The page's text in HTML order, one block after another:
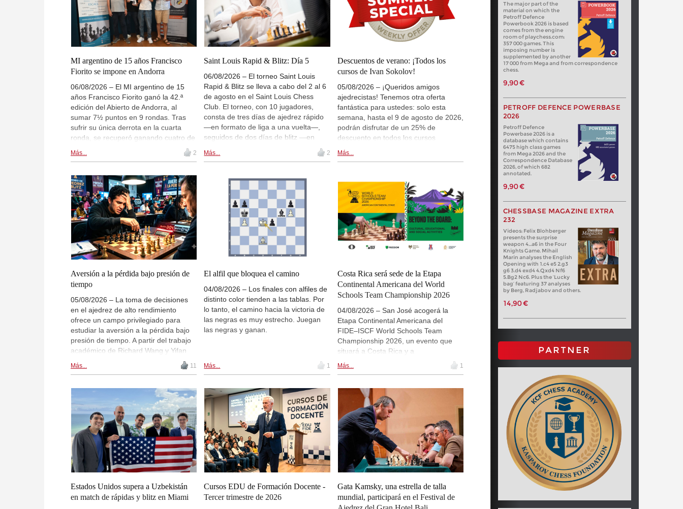
New Opening Trend
Navara - Wagh Suyog (B12)
New Opening Trend
Mamedyarov - Cieslak (D53)
Bluebaum - Chinguun (E45)
New Opening Trend
Tactics in a live game
Waldhausen Gordon - Banerjee
Tactics in a live game
Batsiashvili - Kiolbasa
10h
New Opening Trend
Tactics in a live game
Gomez Ledo - Martin Ramos
New Opening Trend
Yelken - Gumularz (B46)
11h
New Opening Trend
Ilamparthi A R - Karthikeyan (C58)
12h
New Opening Trend
12h
Round 2 now live
Round 5 now live
British Championship 2026
Round 8 now live
19th Arad Open A 2026
Round 8 now live
Round 8 now live
New Opening Trend
Mamedyarov - Cieslak (D53)
16th Nordhaeuser Open Meister 2026
Round 5 now live
Turkish Second League 2026
Round 8 now live
18h
Turkish First League 2026
Round 8 now live
18h
Turkish Chess Super League 2026
Round 7 now live
MI argentino de 15 años Francisco
Fiorito se impone en Andorra
06/08/2026 – El MI argentino de 15
años Francisco Fiorito ganó la 42.ª
edición del Abierto de Andorra, al
sumar 7½ puntos en 9 rondas. Tras
sufrir su única derrota en la cuarta
ronda, se recuperó ganando cuatro de
sus últimas cinco partidas, incluidas
victorias sobre los GM Egor Bogdanov
serie, el español Miguel Santos,
terminó segundo por desempate. La
WGM georgiana Lile Koridze, 79.ª
preclasificada, tuvo una actuación
sobresaliente: sumó 7/9 puntos y
consiguió una norma de MI. | En la
foto: Francesc Rechi, presidente de la
Federación Andorrana de Ajedrez;
Miguel Santos; Francisco Fiorito; y
Vladyslav Larkin. | Foto: Abierto de
Andorra
Más... 2
Saint Louis Rapid & Blitz: Día 5
06/08/2026 – El torneo Saint Louis
Rapid & Blitz se lleva a cabo del 2 al 6
de agosto en el Saint Louis Chess
Club. El torneo, con 10 jugadores,
consta de tres días de ajedrez rápido
—en formato de liga a una vuelta—,
seguidos de dos días de blitz —en
lista de participantes incluye, entre
Mundial Javokhir Sindarov, Fabiano
Caruana y Vincent Keymer. Sigue las
partidas en directo a partir de las
19:00 hora de Madrid (14:00 Buenos
Aires, 11:00 Ciudad de México). | Foto:
Lennart Ootes
Más... 2
Descuentos de verano: ¡Todos los
cursos de Ivan Sokolov!
05/08/2026 – ¡Queridos amigos
ajedrecistas! Tenemos otra oferta
fantástica para ustedes: solo esta
semana, hasta el 9 de agosto de 2026,
podrán disfrutar de un 25% de
descuento en todos los cursos
FritzTrainer del reconocido entrenador
Ivan Sokolov. ¡Imperdible!
Más...
Aversión a la pérdida bajo presión de
tiempo
05/08/2026 – La toma de decisiones
en el ajedrez de alto rendimiento
ofrece un campo privilegiado para
estudiar la aversión a la pérdida bajo
presión de tiempo. A partir del trabajo
académico de Richard Wang y Yifan
Lyu, el texto analiza cómo los
ajedrecistas de élite responden a
cognitivas en partidas rápidas y blitz,
combinando economía conductual,
psicología cognitiva e inteligencia
artificial aplicada al análisis del juego. |
Imagen (IA): Uvencio Blanco
Más... 11
El alfil que bloquea el camino
04/08/2026 – Los finales con alfiles de
distinto color tienden a las tablas. Por
lo tanto, el camino hacia la victoria de
las negras es muy estrecho. Juegan
las negras y ganan.
Más... 1
Costa Rica será sede de la Etapa
Continental Americana del World
Schools Team Championship 2026
04/08/2026 – San José acogerá la
Etapa Continental Americana del
FIDE–ISCF World Schools Team
Championship 2026, un evento que
situará a Costa Rica y a
Centroamérica en el mapa del ajedrez
escolar internacional. Además de la
incluirá actividades educativas,
conferencias y espacios de
intercambio sobre el papel del ajedrez
en la formación. La cita combinará
deporte, educación, cooperación
regional y proyección para las nuevas
generaciones.
Más... 1
Estados Unidos supera a Uzbekistán
en match de rápidas y blitz en Miami
Cursos EDU de Formación Docente -
Tercer trimestre de 2026
Gata Kamsky, una estrella de talla
mundial, participará en el Festival de
The major part of the
material on which the
Petroff Defence
Powerbook 2026 is based
comes from the engine
room of playchess.com:
357 000 games. This
imposing number is
supplemented by another
17 000 from Mega and from correspondence
chess.
9,90 €
PETROFF DEFENCE POWERBASE
2026
Petroff Defence
Powerbase 2026 is a
database which contains
6475 high class games
from Mega 2026 and the
Correspondence Database
2026, of which 682
annotated.
9,90 €
CHESSBASE MAGAZINE EXTRA
232
Videos: Felix Blohberger
presents the surprise
weapon 4…a6 in the Four
Knights Game. Mihail
Marin analyses the English
Opening with 1.c4 e5 2.g3
g6 3.d4 exd4 4.Qxd4 Nf6
5.Bg2 Nc6. Plus the ‘Lucky
bag’ featuring 37 analyses
by Berg, Radjabov and others.
14,90 €
PARTNER